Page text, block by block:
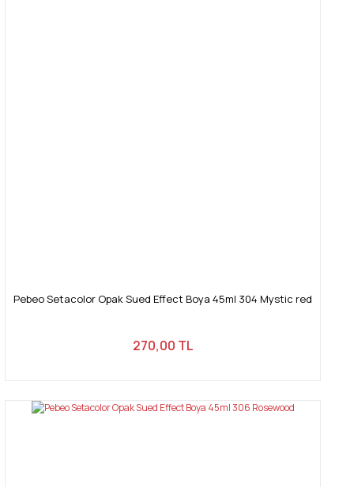
Pebeo Setacolor Opak Sued Effect Boya 45ml 304 Mystic red
270,00 TL